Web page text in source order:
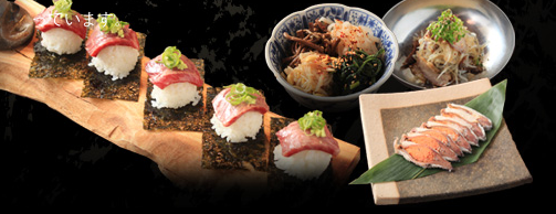
っています。